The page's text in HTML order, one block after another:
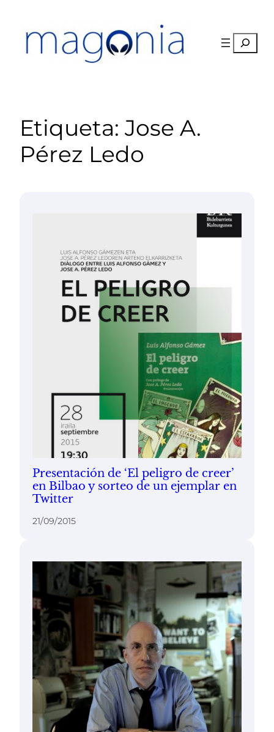
contenido
Buscar
Etiqueta: Jose A.
Pérez Ledo
Presentación de ‘El peligro de creer’
en Bilbao y sorteo de un ejemplar en
Twitter
21/09/2015